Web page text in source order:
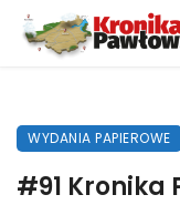
WYDANIA PAPIEROWE
#91 Kronika